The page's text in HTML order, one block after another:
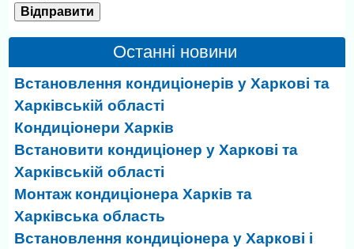
Останні новини
Встановлення кондиціонерів у Харкові та
Харківській області
Кондиціонери Харків
Встановити кондиціонер у Харкові та
Харківській області
Монтаж кондиціонера Харків та
Харківська область
Встановлення кондиціонера у Харкові і